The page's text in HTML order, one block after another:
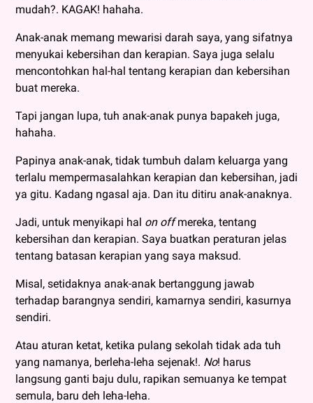
mudah?. KAGAK! hahaha.
Anak-anak memang mewarisi darah saya, yang sifatnya
menyukai kebersihan dan kerapian. Saya juga selalu
mencontohkan hal-hal tentang kerapian dan kebersihan
buat mereka.
Tapi jangan lupa, tuh anak-anak punya bapakeh juga,
hahaha.
Papinya anak-anak, tidak tumbuh dalam keluarga yang
terlalu mempermasalahkan kerapian dan kebersihan, jadi
ya gitu. Kadang ngasal aja. Dan itu ditiru anak-anaknya.
Jadi, untuk menyikapi hal on offmereka, tentang
kebersihan dan kerapian. Saya buatkan peraturan jelas
tentang batasan kerapian yang saya maksud.
Misal, setidaknya anak-anak bertanggung jawab
terhadap barangnya sendiri, kamarnya sendiri, kasurnya
sendiri.
Atau aturan ketat, ketika pulang sekolah tidak ada tuh
yang namanya, berleha-leha sejenak!. No! harus
langsung ganti baju dulu, rapikan semuanya ke tempat
semula, baru deh leha-leha.